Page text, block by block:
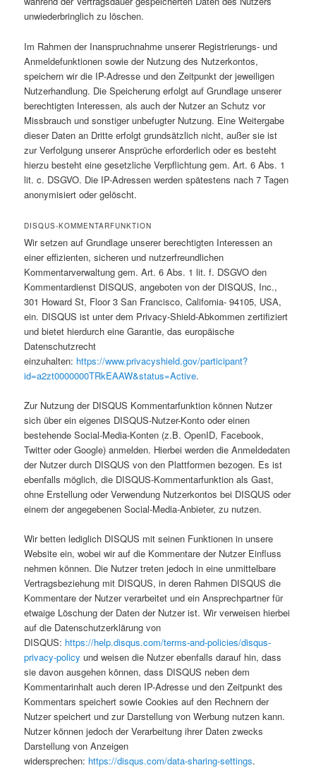
unwiederbringlich zu löschen.
Im Rahmen der Inanspruchnahme unserer Registrierungs- und
Anmeldefunktionen sowie der Nutzung des Nutzerkontos,
speichern wir die IP-Adresse und den Zeitpunkt der jeweiligen
Nutzerhandlung. Die Speicherung erfolgt auf Grundlage unserer
berechtigten Interessen, als auch der Nutzer an Schutz vor
Missbrauch und sonstiger unbefugter Nutzung. Eine Weitergabe
dieser Daten an Dritte erfolgt grundsätzlich nicht, außer sie ist
zur Verfolgung unserer Ansprüche erforderlich oder es besteht
hierzu besteht eine gesetzliche Verpflichtung gem. Art. 6 Abs. 1
lit. c. DSGVO. Die IP-Adressen werden spätestens nach 7 Tagen
anonymisiert oder gelöscht.
DISQUS-KOMMENTARFUNKTION
Wir setzen auf Grundlage unserer berechtigten Interessen an
einer effizienten, sicheren und nutzerfreundlichen
Kommentarverwaltung gem. Art. 6 Abs. 1 lit. f. DSGVO den
Kommentardienst DISQUS, angeboten von der DISQUS, Inc.,
301 Howard St, Floor 3 San Francisco, California- 94105, USA,
ein. DISQUS ist unter dem Privacy-Shield-Abkommen zertifiziert
und bietet hierdurch eine Garantie, das europäische
Datenschutzrecht
einzuhalten: https://www.privacyshield.gov/participant?
id=a2zt0000000TRkEAAW&status=Active.
Zur Nutzung der DISQUS Kommentarfunktion können Nutzer
sich über ein eigenes DISQUS-Nutzer-Konto oder einen
bestehende Social-Media-Konten (z.B. OpenID, Facebook,
Twitter oder Google) anmelden. Hierbei werden die Anmeldedaten
der Nutzer durch DISQUS von den Plattformen bezogen. Es ist
ebenfalls möglich, die DISQUS-Kommentarfunktion als Gast,
ohne Erstellung oder Verwendung Nutzerkontos bei DISQUS oder
einem der angegebenen Social-Media-Anbieter, zu nutzen.
Wir betten lediglich DISQUS mit seinen Funktionen in unsere
Website ein, wobei wir auf die Kommentare der Nutzer Einfluss
nehmen können. Die Nutzer treten jedoch in eine unmittelbare
Vertragsbeziehung mit DISQUS, in deren Rahmen DISQUS die
Kommentare der Nutzer verarbeitet und ein Ansprechpartner für
etwaige Löschung der Daten der Nutzer ist. Wir verweisen hierbei
auf die Datenschutzerklärung von
DISQUS: https://help.disqus.com/terms-and-policies/disqus-
privacy-policy und weisen die Nutzer ebenfalls darauf hin, dass
sie davon ausgehen können, dass DISQUS neben dem
Kommentarinhalt auch deren IP-Adresse und den Zeitpunkt des
Kommentars speichert sowie Cookies auf den Rechnern der
Nutzer speichert und zur Darstellung von Werbung nutzen kann.
Nutzer können jedoch der Verarbeitung ihrer Daten zwecks
Darstellung von Anzeigen
widersprechen: https://disqus.com/data-sharing-settings.